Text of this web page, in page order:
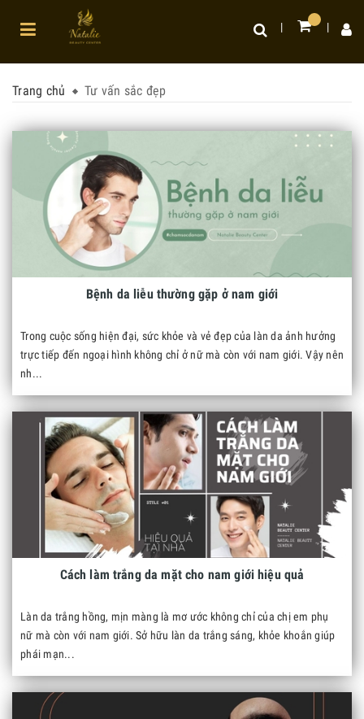
Trang chủ Tư vấn sắc đẹp
Bệnh da liễu thường gặp ở nam giới
Trong cuộc sống hiện đại, sức khỏe và vẻ đẹp của làn da ảnh hưởng
trực tiếp đến ngoại hình không chỉ ở nữ mà còn với nam giới. Vậy nên
nh...
​​​​​​​Cách làm trắng da mặt cho nam giới hiệu quả
Làn da trắng hồng, mịn màng là mơ ước không chỉ của chị em phụ
nữ mà còn với nam giới. Sở hữu làn da trắng sáng, khỏe khoắn giúp
phái mạn...